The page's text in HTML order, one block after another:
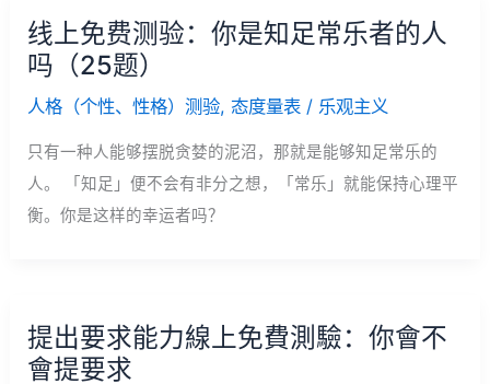
线上免费测验：你是知足常乐者的人
吗（25题）
人格（个性、性格）测验, 态度量表 / 乐观主义
只有一种人能够摆脱贪婪的泥沼，那就是能够知足常乐的
人。 「知足」便不会有非分之想，「常乐」就能保持心理平
衡。你是这样的幸运者吗？
提出要求能力線上免費測驗：你會不
會提要求